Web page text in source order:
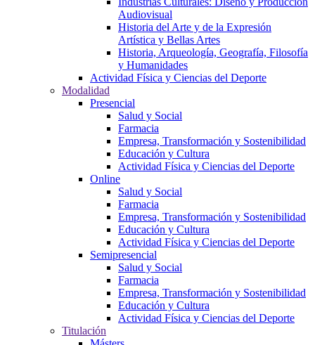
Audiovisual
Historia del Arte y de la Expresión
Artística y Bellas Artes
Historia, Arqueología, Geografía, Filosofía
y Humanidades
Actividad Física y Ciencias del Deporte
Modalidad
Presencial
Salud y Social
Farmacia
Empresa, Transformación y Sostenibilidad
Educación y Cultura
Actividad Física y Ciencias del Deporte
Online
Salud y Social
Farmacia
Empresa, Transformación y Sostenibilidad
Educación y Cultura
Actividad Física y Ciencias del Deporte
Semipresencial
Salud y Social
Farmacia
Empresa, Transformación y Sostenibilidad
Educación y Cultura
Actividad Física y Ciencias del Deporte
Titulación